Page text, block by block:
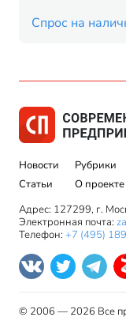
Спрос на
Новости
Статьи
Рубрики
О проекте
Адрес: 127299, г.
Электронная почта:
Телефон: +7 (495)
© 2006 — 2026 Все